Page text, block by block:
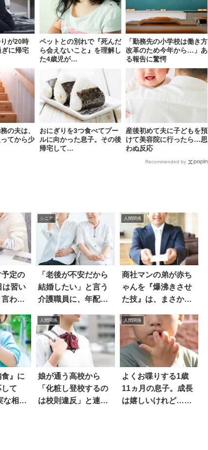
りが20時
に帰宅
ペットとの別れで『死んだ
ら会えないこと』を理解し
た4歳児が…
「勤務先の小学校は働き方
改革のため今年から…」あ
る報告に驚愕
の夫は、
てから少
おにぎりを3つ食べてプー
ルに向かった息子。その後
帰宅して…
産後初めて夫に子どもを預
けて美容院に行ったら…思
わぬ反応
Recommended by
定の
は習い
われ
シニア
「老後が不安だから
結婚したい」と言う
介護職員に、年配女
人間関係
商社マンの弟が赤ち
ゃんを『爆沸きさせ
た技』は、まさか
』に
て
な相談
人間関係
娘が通う高校から
「化粧し登校するの
は校則違反」と連絡
人間関係
よくお喋りする1歳
11ヵ月の息子。成長
は嬉しいけれど…